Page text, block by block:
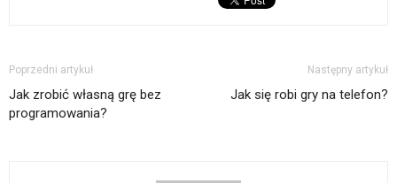
Poprzedni artykuł
Jak zrobić własną grę bez
programowania?
Następny artykuł
Jak się robi gry na telefon?